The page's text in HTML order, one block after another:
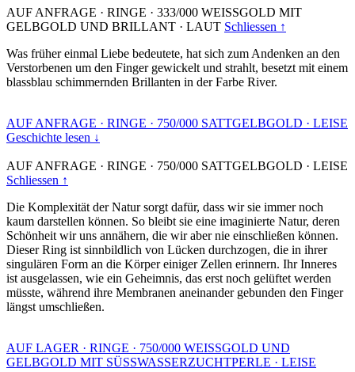
AUF ANFRAGE · RINGE · 333/000 WEISSGOLD MIT
GELBGOLD UND BRILLANT · LAUT Schliessen ↑
Was früher einmal Liebe bedeutete, hat sich zum Andenken an den
Verstorbenen um den Finger gewickelt und strahlt, besetzt mit einem
blassblau schimmernden Brillanten in der Farbe River.
AUF ANFRAGE · RINGE · 750/000 SATTGELBGOLD · LEISE
Geschichte lesen ↓
AUF ANFRAGE · RINGE · 750/000 SATTGELBGOLD · LEISE
Schliessen ↑
Die Komplexität der Natur sorgt dafür, dass wir sie immer noch
kaum darstellen können. So bleibt sie eine imaginierte Natur, deren
Schönheit wir uns annähern, die wir aber nie einschließen können.
Dieser Ring ist sinnbildlich von Lücken durchzogen, die in ihrer
singulären Form an die Körper einiger Zellen erinnern. Ihr Inneres
ist ausgelassen, wie ein Geheimnis, das erst noch gelüftet werden
müsste, während ihre Membranen aneinander gebunden den Finger
längst umschließen.
AUF LAGER · RINGE · 750/000 WEISSGOLD UND
GELBGOLD MIT SÜSSWASSERZUCHTPERLE · LEISE